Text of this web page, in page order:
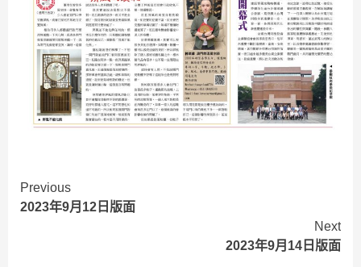
Continue
Reading
Previous
2023年9月12日版面
Next
2023年9月14日版面